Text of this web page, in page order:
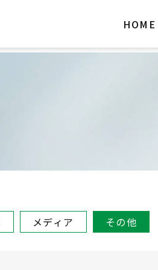
HOME
メディア その他